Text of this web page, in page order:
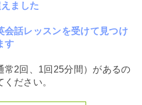
ました
会話レッスンを受けて見つけ
す
常2回、1回25分間）があるの
ださい。